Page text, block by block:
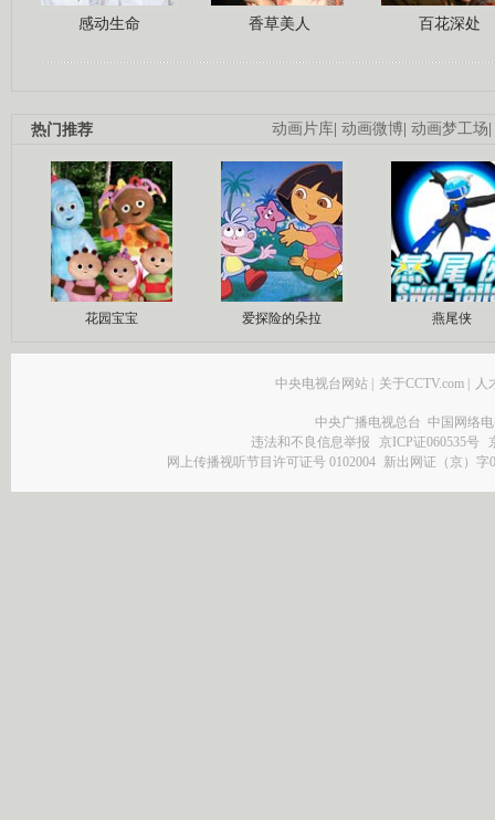
感动生命 香草美人 百花深处
动画片库| 动画微博| 动画梦工场|
热门推荐
花园宝宝 爱探险的朵拉 燕尾侠
中央电视台网站 | 关于CCTV.com | 人
中央广播电视总台 中国网络
违法和不良信息举报
京ICP证060535号
网上传播视听节目许可证号 0102004 新出网证（京）